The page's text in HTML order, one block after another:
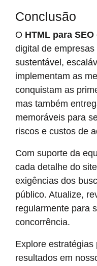
Conclusão
O HTML para SEO
digital de
sustentável,
implementam as
conquistam as
mas também
memoráveis para
riscos e custos de
Com suporte da
cada detalhe do
exigências dos
público. Atualize,
regularmente para
concorrência.
Explore
resultados em